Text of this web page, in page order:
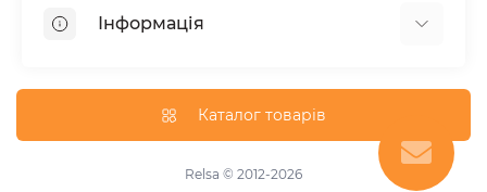
Масштаб 1:18
Конструктори
Інформація
Оплата й доставка
Політика конфіденційності
Умови користування
Каталог товарів
Relsa © 2012-2026